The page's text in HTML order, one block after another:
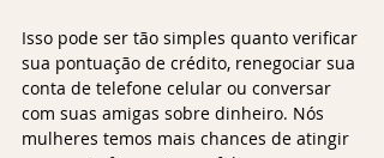
Isso pode ser tão simples quanto verificar
sua pontuação de crédito, renegociar sua
conta de telefone celular ou conversar
com suas amigas sobre dinheiro. Nós
mulheres temos mais chances de atingir